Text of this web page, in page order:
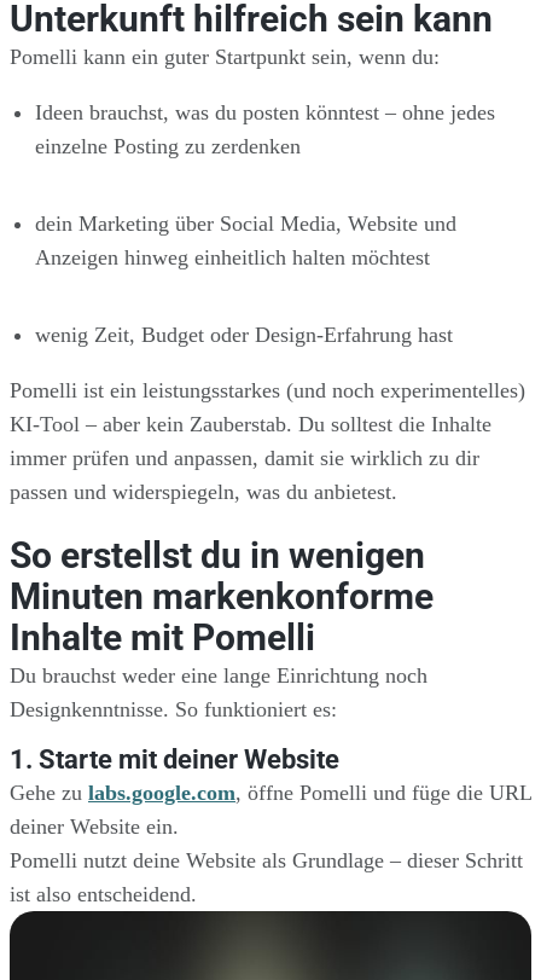
Unterkunft hilfreich sein kann
Pomelli kann ein guter Startpunkt sein, wenn du:
Ideen brauchst, was du posten könntest – ohne jedes
einzelne Posting zu zerdenken
dein Marketing über Social Media, Website und
Anzeigen hinweg einheitlich halten möchtest
wenig Zeit, Budget oder Design-Erfahrung hast
Pomelli ist ein leistungsstarkes (und noch experimentelles)
KI-Tool – aber kein Zauberstab. Du solltest die Inhalte
immer prüfen und anpassen, damit sie wirklich zu dir
passen und widerspiegeln, was du anbietest.
So erstellst du in wenigen
Minuten markenkonforme
Inhalte mit Pomelli
Du brauchst weder eine lange Einrichtung noch
Designkenntnisse. So funktioniert es:
1. Starte mit deiner Website
Gehe zu labs.google.com, öffne Pomelli und füge die URL
deiner Website ein.
Pomelli nutzt deine Website als Grundlage – dieser Schritt
ist also entscheidend.